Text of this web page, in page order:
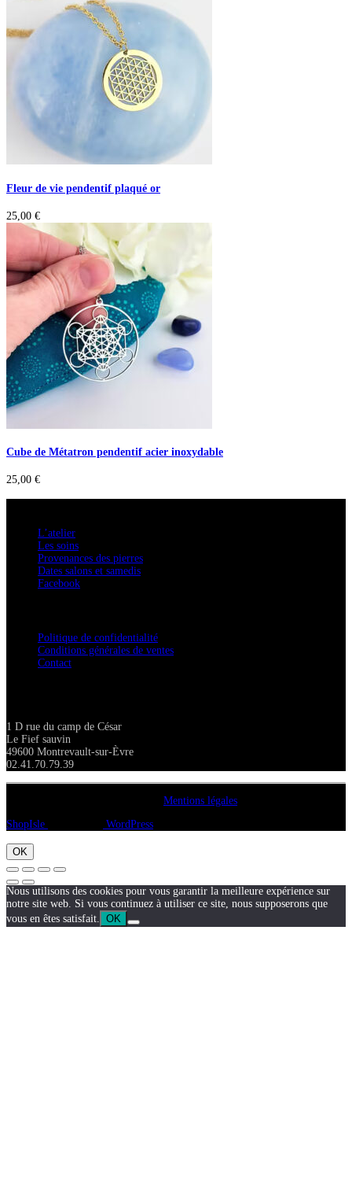
Fleur de vie pendentif plaqué or
25,00 €
Cube de Métatron pendentif acier inoxydable
25,00 €
L’atelier
Les soins
Provenances des pierres
Dates salons et samedis
Facebook
Politique de confidentialité
Conditions générales de ventes
Contact
1 D rue du camp de César
Le Fief sauvin
49600 Montrevault-sur-Èvre
02.41.70.79.39
Mentions légales
ShopIsle
WordPress
OK
Nous utilisons des cookies pour vous garantir la meilleure expérience sur
notre site web. Si vous continuez à utiliser ce site, nous supposerons que
vous en êtes satisfait.
OK